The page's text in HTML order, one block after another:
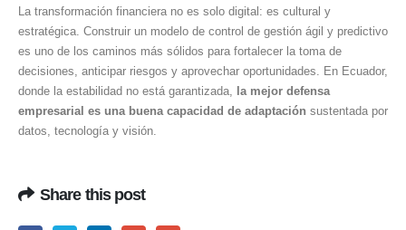
La transformación financiera no es solo digital: es cultural y
estratégica. Construir un modelo de control de gestión ágil y predictivo
es uno de los caminos más sólidos para fortalecer la toma de
decisiones, anticipar riesgos y aprovechar oportunidades. En Ecuador,
donde la estabilidad no está garantizada, la mejor defensa
empresarial es una buena capacidad de adaptación sustentada por
datos, tecnología y visión.
Share this post